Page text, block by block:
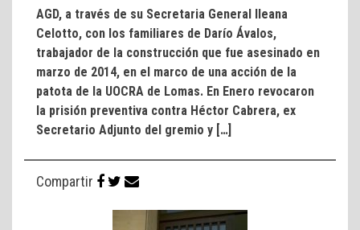
AGD, a través de su Secretaria General Ileana
Celotto, con los familiares de Darío Ávalos,
trabajador de la construcción que fue asesinado en
marzo de 2014, en el marco de una acción de la
patota de la UOCRA de Lomas. En Enero revocaron
la prisión preventiva contra Héctor Cabrera, ex
Secretario Adjunto del gremio y […]
Compartir